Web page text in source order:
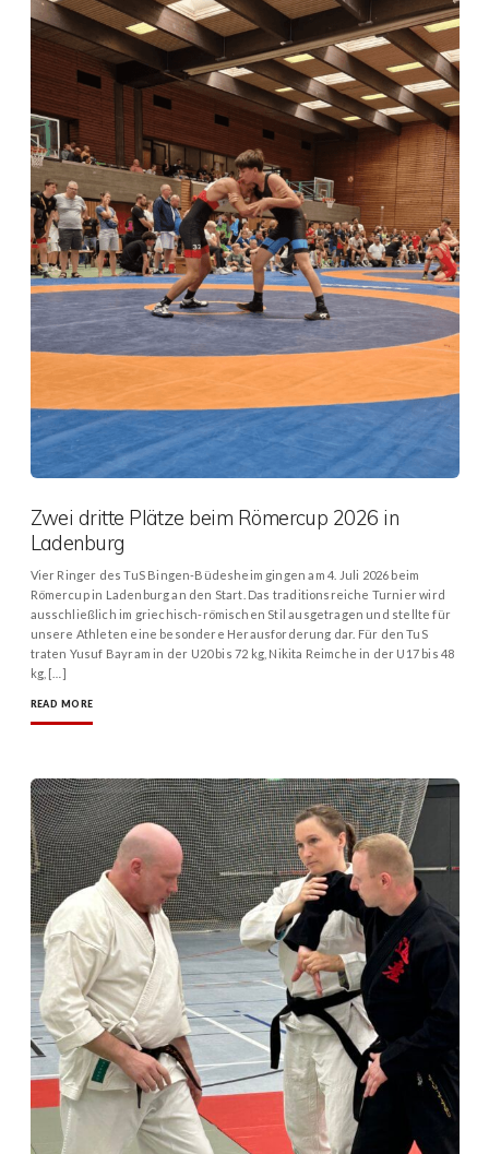
Zwei dritte Plätze beim Römercup 2026 in
Ladenburg
Vier Ringer des TuS Bingen-Büdesheim gingen am 4. Juli 2026 beim
Römercup in Ladenburg an den Start. Das traditionsreiche Turnier wird
ausschließlich im griechisch-römischen Stil ausgetragen und stellte für
unsere Athleten eine besondere Herausforderung dar. Für den TuS
traten Yusuf Bayram in der U20 bis 72 kg, Nikita Reimche in der U17 bis 48
kg, […]
READ MORE